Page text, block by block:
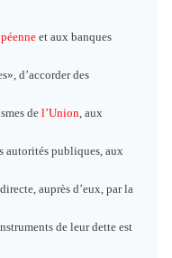
et aux banques
d’accorder des
de l’Union, aux
autorités publiques, aux
auprès d’eux, par la
de leur dette est